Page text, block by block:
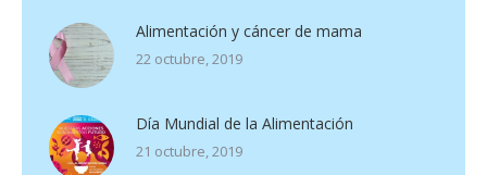
Alimentación y cáncer de mama
22 octubre, 2019
Día Mundial de la Alimentación
21 octubre, 2019